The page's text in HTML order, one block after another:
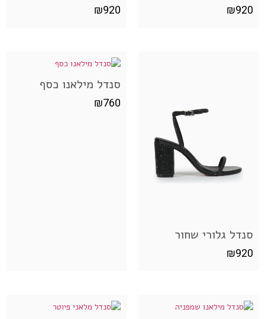
₪920
₪920
סנדל גלורי שחור
₪920
סנדל מילאנו כסף
₪760